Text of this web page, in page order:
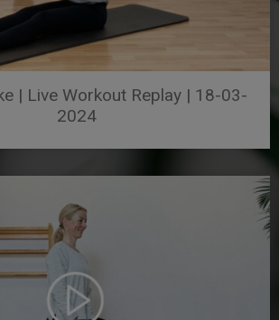
| Live Workout Replay | 18-03-
2024